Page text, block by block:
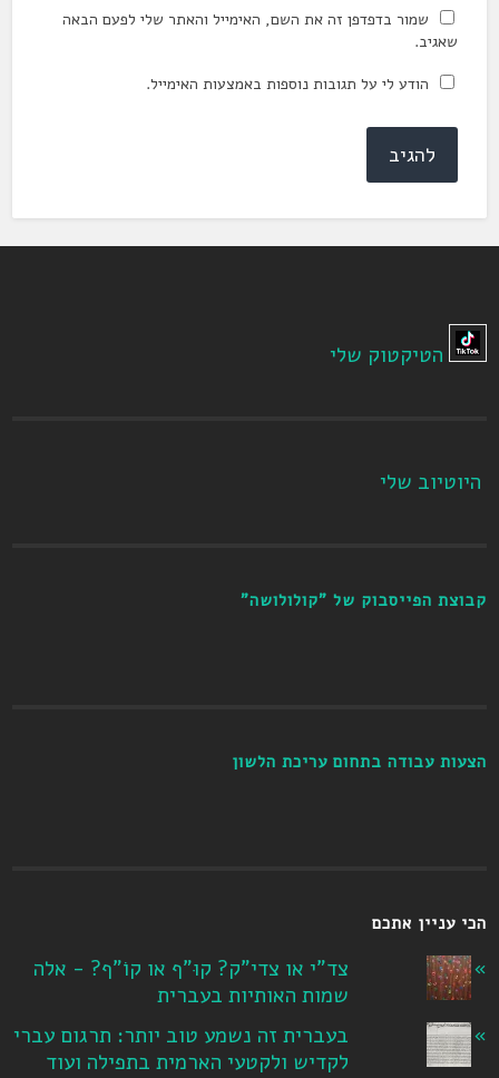
שמור בדפדפן זה את השם, האימייל והאתר שלי לפעם הבאה
שאגיב.
הודע לי על תגובות נוספות באמצעות האימייל.
הטיקטוק שלי
היוטיוב שלי
קבוצת הפייסבוק של "קולולושה"
הצעות עבודה בתחום עריכת הלשון
הכי עניין אתכם
צד"י או צדי"ק? קוּ"ף או קוֹ"ף? - אלה
שמות האותיות בעברית
בעברית זה נשמע טוב יותר: תרגום עברי
לקדיש ולקטעי הארמית בתפילה ועוד